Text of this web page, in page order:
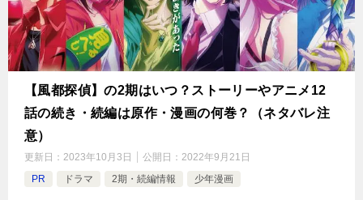
【風都探偵】の2期はいつ？ストーリーやアニメ12
話の続き・続編は原作・漫画の何巻？（ネタバレ注
意）
更新日： 2023年10月3日 公開日： 2022年9月21日
PR
ドラマ 2期・続編情報 少年漫画